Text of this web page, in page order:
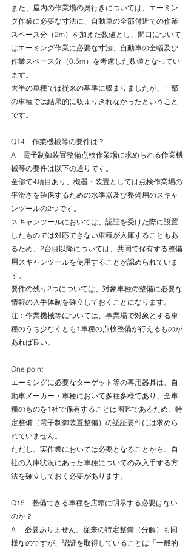
また、屋内の作業場の奥行きについては、エーミン
グ作業に必要な寸法に、自動車の全部付近での作業
スペース分（2m）を加えた数値とし、間口について
はエーミング作業に必要な寸法、自動車の全幅及び
作業スペース分（0.5m）を考慮した数値となってい
ます。
大半の車種では従来の基準に収まりましたが、一部
の車種では結果的に収まりきれなかったということ
です。
Q14　作業機械等の要件は？
A　電子制御装置整備点検作業場に求められる作業機
械等の要件は以下の通りです。
全部で4項目あり、機器・装置としては点検作業場の
平滑さを確保するための水準器及び整備用のスキャ
ンツールの2つです。
スキャンツールにおいては、認証を受けた際に設置
したものでは対応できない車種が入庫することもあ
るため、2台目以降については、共同で保有する整備
用スキャンツールを使用することが認められていま
す。
要件の残り2つについては、対象車種の整備に必要な
情報の入手体制を確立しておくことになります。
注：作業機械等については、事業場で対象とする車
種のうち少なくとも1車種の点検整備が行えるものが
あれば良い。
One point
エーミングに必要なターゲット等の専用器具は、自
動車メーカー・車種において多種多様であり、全車
種のものを1社で保有することは困難であるため、特
定整備（電子制御装置整備）の認証要件には求めら
れていません。
ただし、実作業においては必要となることから、自
社の入庫状況にあった車種についてのみ入手する方
法を確立しておく必要があります。
Q15　整備できる車種を店頭に明示する必要はない
のか？
A 　必要ありません。従来の特定整備（分解）も同
様なのですが、認証を取得していることは「一般的